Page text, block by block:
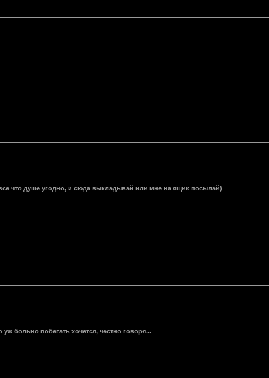
что душе угодно, и сюда выкладывай или мне на ящик посылай)
больно побегать хочется, честно говоря...